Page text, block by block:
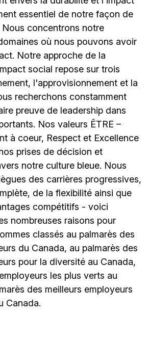
essentiel de notre façon de
concentrons notre
où nous pouvons avoir
Notre approche de la
social repose sur trois
l'approvisionnement et la
recherchons constamment
preuve de leadership dans
Nos valeurs ÊTRE –
à coeur, Respect et Excellence
prises de décision et
notre culture bleue. Nous
des carrières progressives,
de la flexibilité ainsi que
compétitifs - voici
nombreuses raisons pour
classés au palmarès des
du Canada, au palmarès des
pour la diversité au Canada,
les plus verts au
des meilleurs employeurs
Canada.